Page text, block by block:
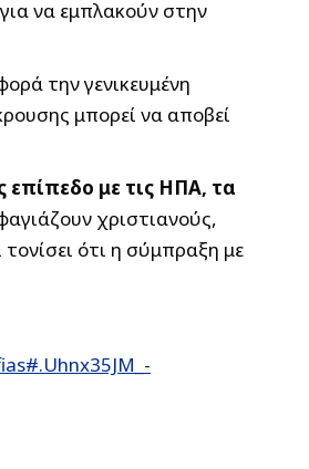
για να εμπλακούν στην
την γενικευμένη
μπορεί να αποβεί
επίπεδο με τις ΗΠΑ, τα
χριστιανούς,
ότι η σύμπραξη με